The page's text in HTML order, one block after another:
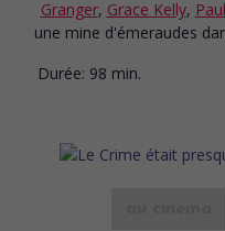
Granger, Grace Kelly,
une mine d'émeraudes
Durée: 98 min.